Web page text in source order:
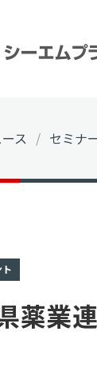
ス / セミナ
県薬業